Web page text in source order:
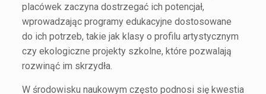
placówek zaczyna dostrzegać ich potencjał,
wprowadzając programy edukacyjne dostosowane
do ich potrzeb, takie jak klasy o profilu artystycznym
czy ekologiczne projekty szkolne, które pozwalają
rozwinąć im skrzydła.
W środowisku naukowym często podnosi się kwestia